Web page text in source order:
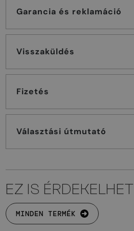
Garancia és reklamáció
Visszaküldés
Fizetés
Választási útmutató
EZ IS ÉRDEKELHET
MINDEN TERMÉK